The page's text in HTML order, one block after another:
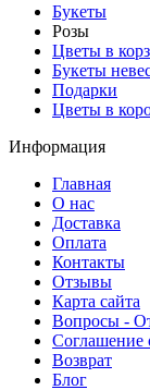
Букеты
Розы
Цветы в
Букеты
Подарки
Цветы в
Информация
Главная
О нас
Доставка
Оплата
Контакты
Отзывы
Карта сайта
Вопросы -
Соглашение
Возврат
Блог